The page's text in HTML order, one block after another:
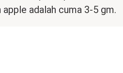
adalah cuma 3-5 gm.